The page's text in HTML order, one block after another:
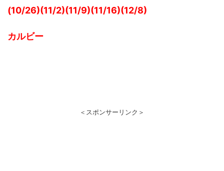
(10/26)(11/2)(11/9)(11/16)(12/8)
カルビー
＜スポンサーリンク＞